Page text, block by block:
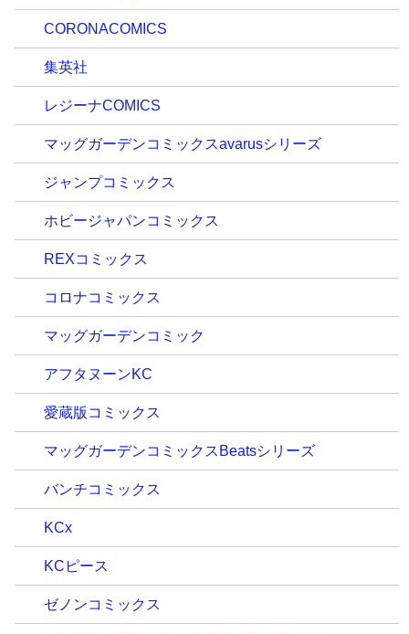
CORONACOMICS
集英社
レジーナCOMICS
マッグガーデンコミックスavarusシリーズ
ジャンプコミックス
ホビージャパンコミックス
REXコミックス
コロナコミックス
マッグガーデンコミック
アフタヌーンKC
愛蔵版コミックス
マッグガーデンコミックスBeatsシリーズ
バンチコミックス
KCx
KCピース
ゼノンコミックス